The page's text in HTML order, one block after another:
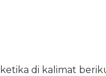
di kalimat